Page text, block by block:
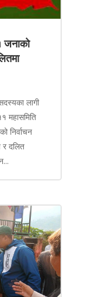
जनाको
लागी
महासमिति
निर्वाचन
र दलित